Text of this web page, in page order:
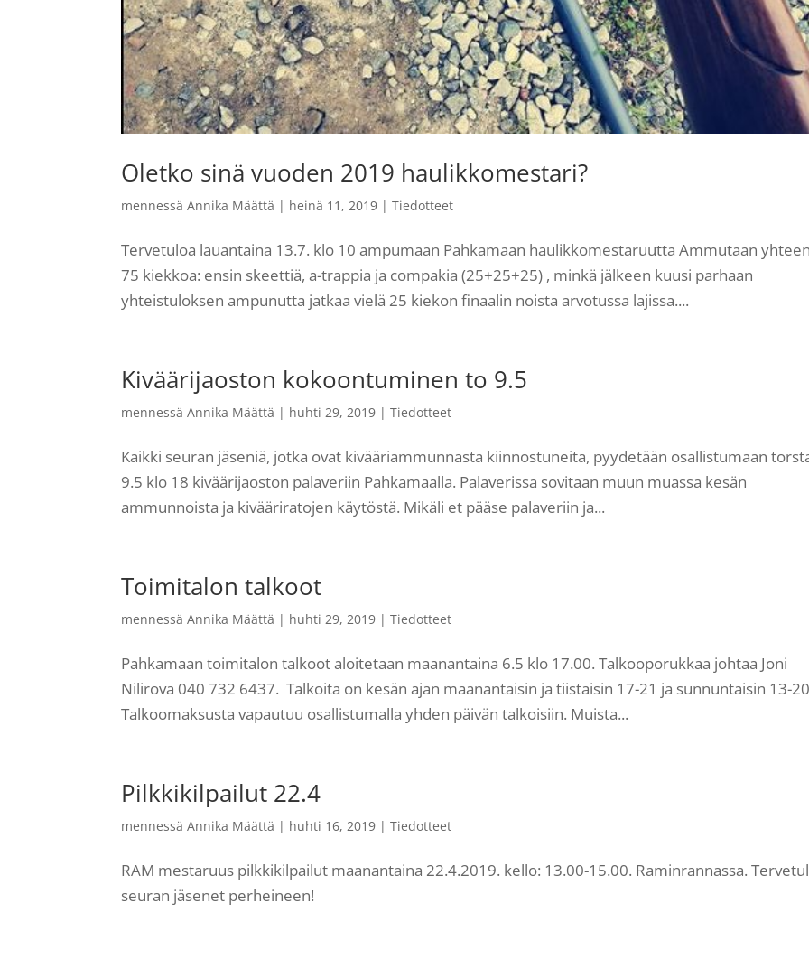
Oletko sinä vuoden 2019 haulikkomestari?
mennessäAnnika Määttä | heinä 11, 2019 |Tiedotteet
Tervetuloa lauantaina 13.7. klo 10 ampumaan Pahkamaan haulikkomestaruutta Ammutaan
75 kiekkoa: ensin skeettiä, a-trappia ja compakia (25+25+25) , minkä jälkeen kuusi parhaan
yhteistuloksen ampunutta jatkaa vielä 25 kiekon finaalin noista arvotussa lajissa....
Kiväärijaoston kokoontuminen to 9.5
mennessäAnnika Määttä | huhti 29, 2019 |Tiedotteet
Kaikki seuran jäseniä, jotka ovat kivääriammunnasta kiinnostuneita, pyydetään osallistumaan
9.5 klo 18 kiväärijaoston palaveriin Pahkamaalla. Palaverissa sovitaan muun muassa kesän
ammunnoista ja kivääriratojen käytöstä. Mikäli et pääse palaveriin ja...
Toimitalon talkoot
mennessäAnnika Määttä | huhti 29, 2019 |Tiedotteet
Pahkamaan toimitalon talkoot aloitetaan maanantaina 6.5 klo 17.00. Talkooporukkaa johtaa Joni
Nilirova 040 732 6437. Talkoita on kesän ajan maanantaisin ja tiistaisin 17-21 ja sunnuntaisin 13-
Talkoomaksusta vapautuu osallistumalla yhden päivän talkoisiin. Muista...
Pilkkikilpailut 22.4
mennessäAnnika Määttä | huhti 16, 2019 |Tiedotteet
RAM mestaruus pilkkikilpailut maanantaina 22.4.2019. kello: 13.00-15.00. Raminrannassa.
seuran jäsenet perheineen!